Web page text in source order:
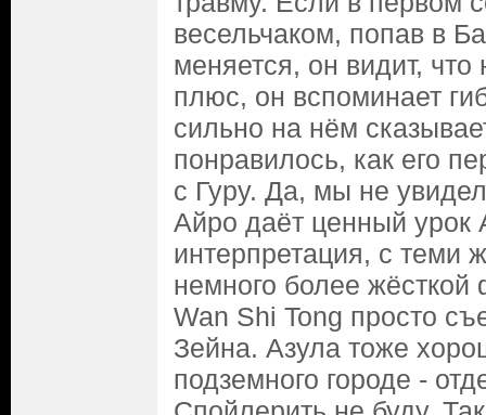
весельчаком, попав в
меняется, он видит, что
плюс, он вспоминает
сильно на нём
понравилось, как его
с Гуру. Да, мы не
Айро даёт ценный урок
интерпретация, с теми
немного более
Wan Shi Tong просто
Зейна. Азула тоже
подземного городе -